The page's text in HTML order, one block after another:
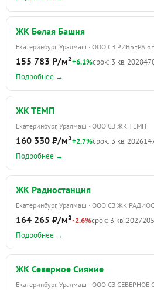
ЖК Белая Башня
Екатеринбург, Уралмаш · ООО СЗ РИВЬЕРА
155 783 ₽/м²+6.1%срок: 3 кв. 2028
Подробнее →
ЖК ТЕМП
Екатеринбург, Уралмаш · ООО СЗ ЖК ТЕМП
160 330 ₽/м²+2.7%срок: 3 кв. 2026
Подробнее →
ЖК Радиостанция
Екатеринбург, Уралмаш · ООО СЗ ЖК
164 265 ₽/м²-2.6%срок: 3 кв. 2027
Подробнее →
ЖК Северное Сияние
Екатеринбург, Уралмаш · ООО СЗ